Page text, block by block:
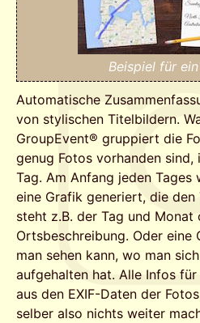
Beispiel für
Automatische
von stylischen Titelbildern.
GroupEvent® gruppiert die
genug Fotos vorhanden
Tag. Am Anfang jeden Tages
eine Grafik generiert, die
steht z.B. der Tag und Monat
Ortsbeschreibung. Oder eine
man sehen kann, wo man
aufgehalten hat. Alle Infos
aus den EXIF-Daten der
selber also nichts weiter